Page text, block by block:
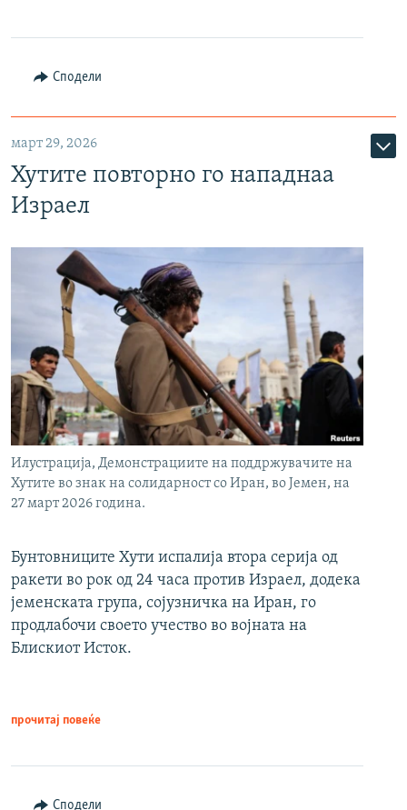
Сподели
март 29, 2026
Хутите повторно го нападнаа
Израел
Илустрација, Демонстрациите на поддржувачите на
Хутите во знак на солидарност со Иран, во Јемен, на
27 март 2026 година.
Бунтовниците Хути испалија втора серија од
ракети во рок од 24 часа против Израел, додека
јеменската група, сојузничка на Иран, го
продлабочи своето учество во војната на
Блискиот Исток.
прочитај повеќе
Сподели